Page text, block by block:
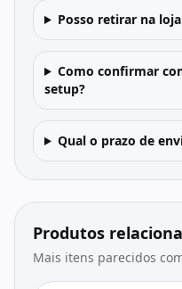
Posso retirar na
Como confirmar
setup?
Qual o prazo de
Produtos
Mais itens parecidos